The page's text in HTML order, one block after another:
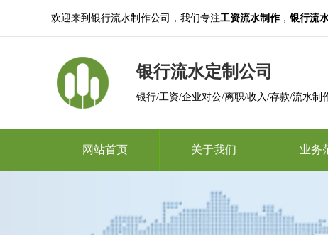
欢迎来到银行流水制作公司，我们专注工资流水制作， 银行流
银行流水定制公司
银行/工资/企业对公/离职/收入/存款/流水制
网站首页 关于我们 业务